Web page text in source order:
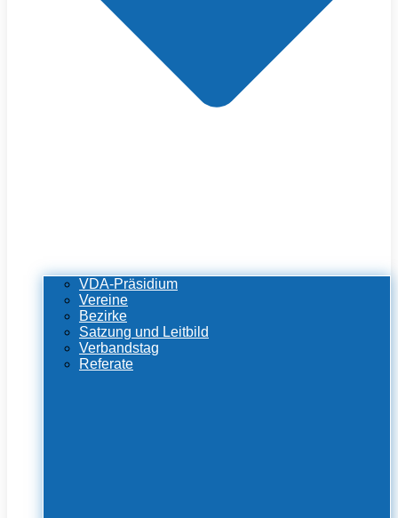
VDA-Präsidium
Vereine
Bezirke
Satzung und Leitbild
Verbandstag
Referate